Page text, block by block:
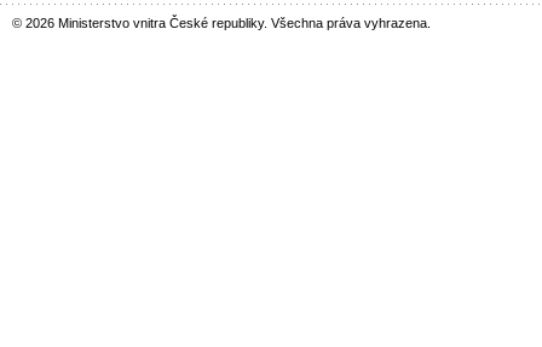
© 2026 Ministerstvo vnitra České republiky. Všechna práva vyhrazena.